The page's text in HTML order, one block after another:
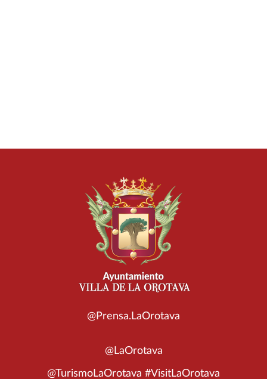
@Prensa.LaOrotava
@LaOrotava
@TurismoLaOrotava #VisitLaOrotava